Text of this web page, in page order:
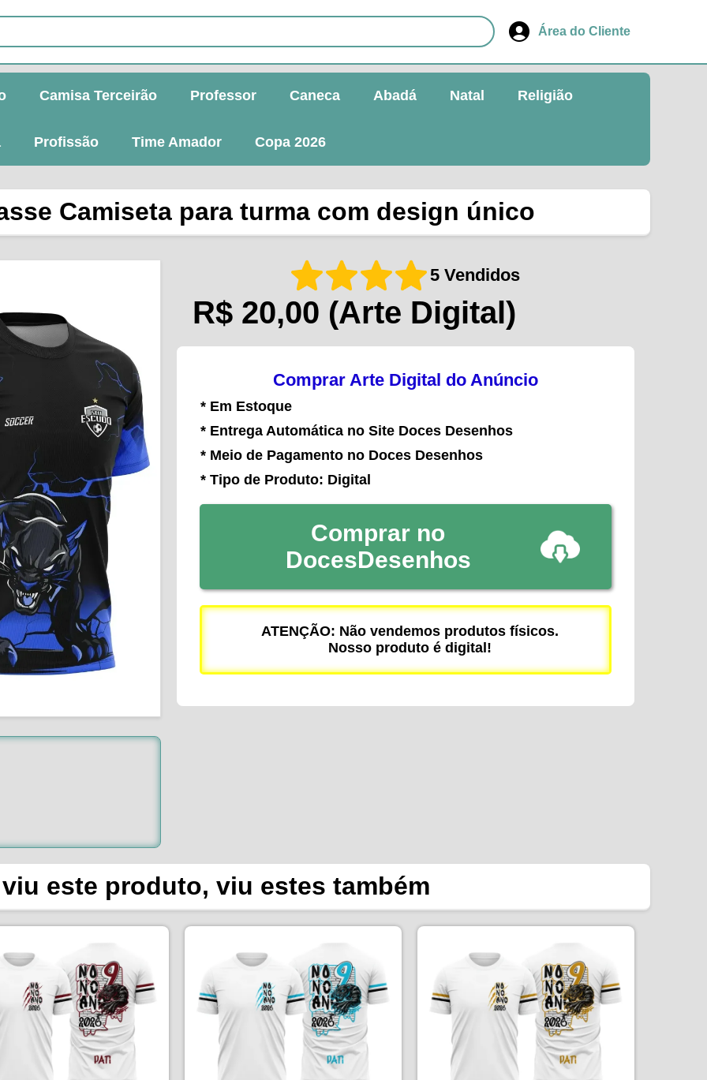
Área do Cliente
Camisa Terceirão Professor Caneca Abadá Natal Religião
Profissão Time Amador Copa 2026
Camiseta para turma com design único
5 Vendidos
R$ 20,00 (Arte Digital)
Comprar Arte Digital do Anúncio
* Em Estoque
* Entrega Automática no Site Doces Desenhos
* Meio de Pagamento no Doces Desenhos
* Tipo de Produto: Digital
Comprar no
DocesDesenhos
ATENÇÃO: Não vendemos produtos físicos.
Nosso produto é digital!
este produto, viu estes também